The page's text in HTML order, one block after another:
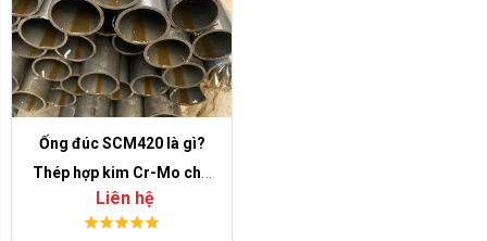
Ống đúc SCM420 là gì?
Thép hợp kim Cr-Mo cho
chi tiết thấm carbon và gia
công cơ khí
Liên hệ